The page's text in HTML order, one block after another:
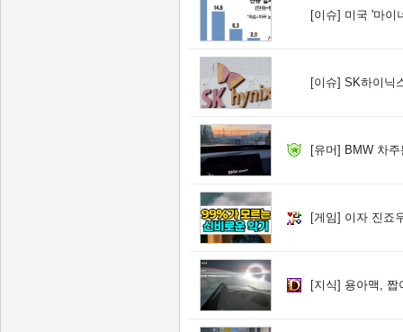
[이슈] 미국 '마이너
[이슈] SK하이닉스, 주
[유머] BMW 차
[게임] 이자 진죠
[지식] 용아맥, 짭